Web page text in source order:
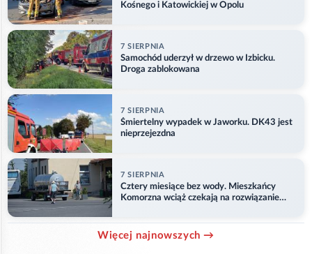
Kośnego i Katowickiej w Opolu
7 SIERPNIA
Samochód uderzył w drzewo w Izbicku.
Droga zablokowana
7 SIERPNIA
Śmiertelny wypadek w Jaworku. DK43 jest
nieprzejezdna
7 SIERPNIA
Cztery miesiące bez wody. Mieszkańcy
Komorzna wciąż czekają na rozwiązanie
Więcej najnowszych →